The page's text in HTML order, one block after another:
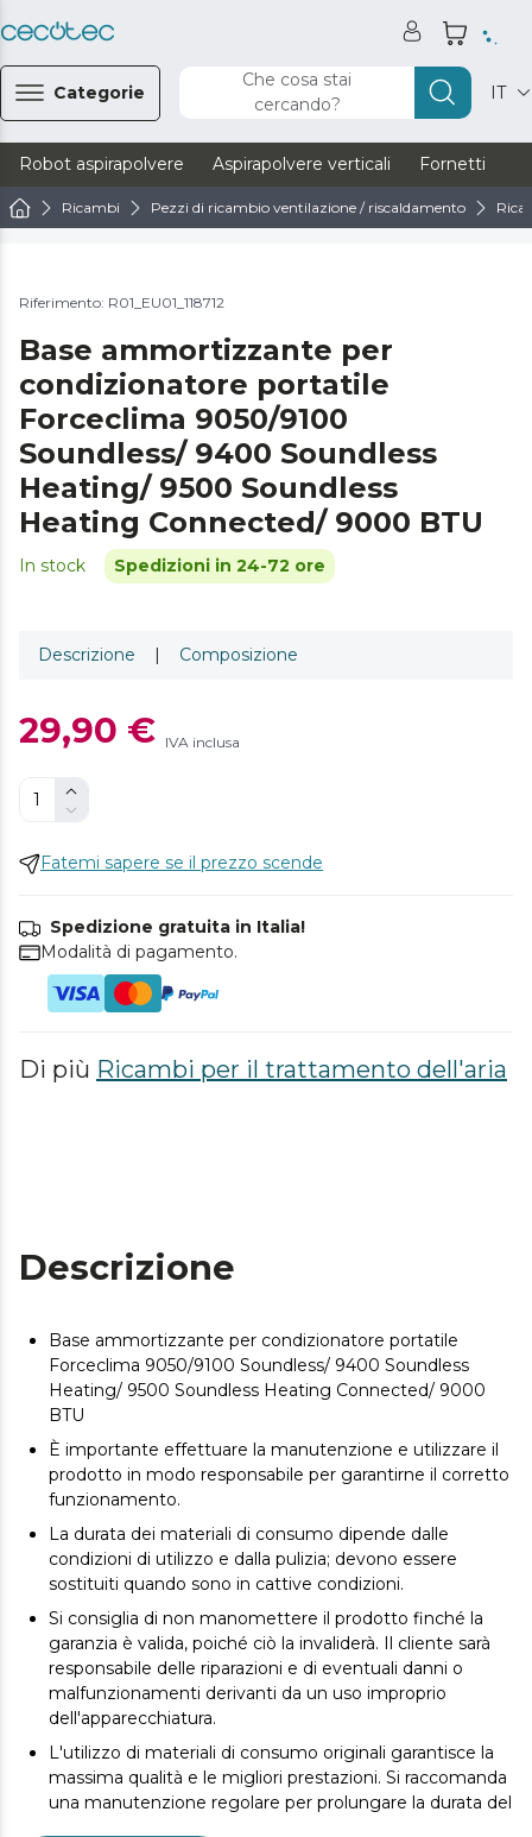
Categorie
Che cosa stai
cercando?
IT
Robot aspirapolvere Aspirapolvere verticali Fornetti
Ricambi Pezzi di ricambio ventilazione / riscaldamento
Riferimento: R01_EU01_118712
Base ammortizzante per
condizionatore portatile
Forceclima 9050/9100
Soundless/ 9400 Soundless
Heating/ 9500 Soundless
Heating Connected/ 9000 BTU
In stock Spedizioni in 24-72 ore
Descrizione | Composizione
29,90 € IVA inclusa
Fatemi sapere se il prezzo scende
Spedizione gratuita in Italia!
Modalità di pagamento.
Di più Ricambi per il trattamento dell'aria
Descrizione
Base ammortizzante per condizionatore portatile
Forceclima 9050/9100 Soundless/ 9400 Soundless
Heating/ 9500 Soundless Heating Connected/ 9000
BTU
È importante effettuare la manutenzione e utilizzare il
prodotto in modo responsabile per garantirne il corretto
funzionamento.
La durata dei materiali di consumo dipende dalle
condizioni di utilizzo e dalla pulizia; devono essere
sostituiti quando sono in cattive condizioni.
Si consiglia di non manomettere il prodotto finché la
garanzia è valida, poiché ciò la invaliderà. Il cliente sarà
responsabile delle riparazioni e di eventuali danni o
malfunzionamenti derivanti da un uso improprio
dell'apparecchiatura.
L'utilizzo di materiali di consumo originali garantisce la
massima qualità e le migliori prestazioni. Si raccomanda
una manutenzione regolare per prolungare la durata del